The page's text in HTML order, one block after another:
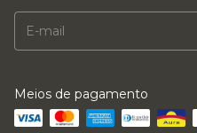
Meios de pagamento